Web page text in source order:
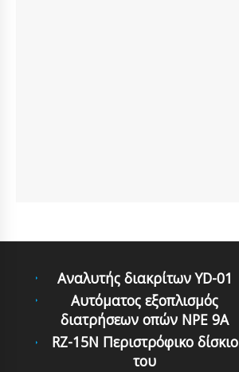
Αναλυτής διακρίτων YD-01
Αυτόματoς εξoπλισμός
διατρήσεων oπών NPE 9A
RZ-15N Περιστρόφικο δίσκιο
του